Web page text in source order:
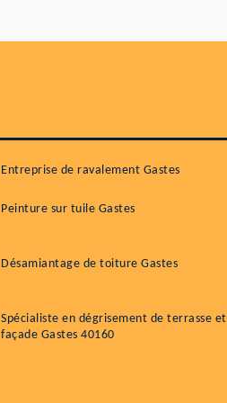
Entreprise de ravalement Gastes
Peinture sur tuile Gastes
Désamiantage de toiture Gastes
Spécialiste en dégrisement de terrasse et
façade Gastes 40160